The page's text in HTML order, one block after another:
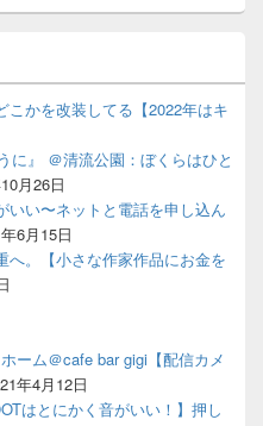
かを改装してる【2022年はキ
に』 ＠清流公園：ぼくらはひと
月26日
いい〜ネットと電話を申し込ん
6月15日
へ。【小さな作家作品にお金を
ーム＠cafe bar gigi【配信カメ
年4月12日
はとにかく音がいい！】押し